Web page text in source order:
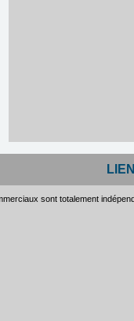
sont totalement